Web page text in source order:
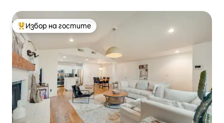
Най-популярен избор на гостите
Избор на гостите